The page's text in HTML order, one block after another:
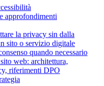
approfondimenti
la privacy sin dalla
sito o servizio digitale
quando necessario
web: architettura,
riferimenti DPO